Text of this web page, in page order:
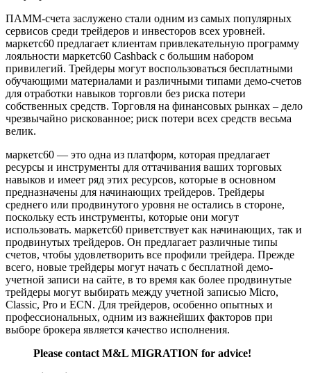
ПАММ-счета заслужено стали одним из самых популярных
сервисов среди трейдеров и инвесторов всех уровней.
маркетс60 предлагает клиентам привлекательную программу
лояльности маркетс60 Cashback c большим набором
привилегий. Трейдеры могут воспользоваться бесплатными
обучающими материалами и различными типами демо-счетов
для отработки навыков торговли без риска потери
собственных средств. Торговля на финансовых рынках – дело
чрезвычайно рискованное; риск потери всех средств весьма
велик.
маркетс60 — это одна из платформ, которая предлагает
ресурсы и инструменты для оттачивания ваших торговых
навыков и имеет ряд этих ресурсов, которые в основном
предназначены для начинающих трейдеров. Трейдеры
среднего или продвинутого уровня не остались в стороне,
поскольку есть инструменты, которые они могут
использовать. маркетс60 приветствует как начинающих, так и
продвинутых трейдеров. Он предлагает различные типы
счетов, чтобы удовлетворить все профили трейдера. Прежде
всего, новые трейдеры могут начать с бесплатной демо-
учетной записи на сайте, в то время как более продвинутые
трейдеры могут выбирать между учетной записью Micro,
Classic, Pro и ECN. Для трейдеров, особенно опытных и
профессиональных, одним из важнейших факторов при
выборе брокера является качество исполнения.
Please contact M&L MIGRATION for advice!